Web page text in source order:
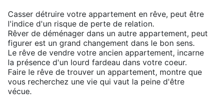
Casser détruire votre appartement en rêve, peut être
l'indice d'un risque de perte de relation.
Rêver de déménager dans un autre appartement, peut
figurer est un grand changement dans le bon sens.
Le rêve de vendre votre ancien appartement, incarne
la présence d'un lourd fardeau dans votre coeur.
Faire le rêve de trouver un appartement, montre que
vous recherchez une vie qui vaut la peine d'être
vécue.